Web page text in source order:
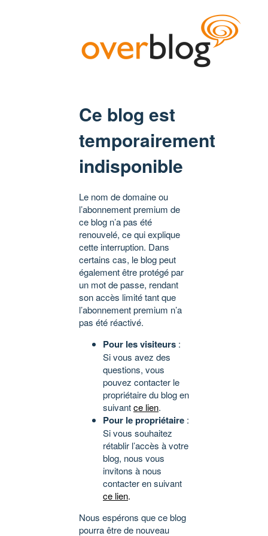
Ce blog est
temporairement
indisponible
Le nom de domaine ou
l’abonnement premium de
ce blog n’a pas été
renouvelé, ce qui explique
cette interruption. Dans
certains cas, le blog peut
également être protégé par
un mot de passe, rendant
son accès limité tant que
l’abonnement premium n’a
pas été réactivé.
Pour les visiteurs :
Si vous avez des
questions, vous
pouvez contacter le
propriétaire du blog en
suivantce lien.
Pour le propriétaire :
Si vous souhaitez
rétablir l’accès à votre
blog, nous vous
invitons à nous
contacter en suivant
ce lien.
Nous espérons que ce blog
pourra être de nouveau